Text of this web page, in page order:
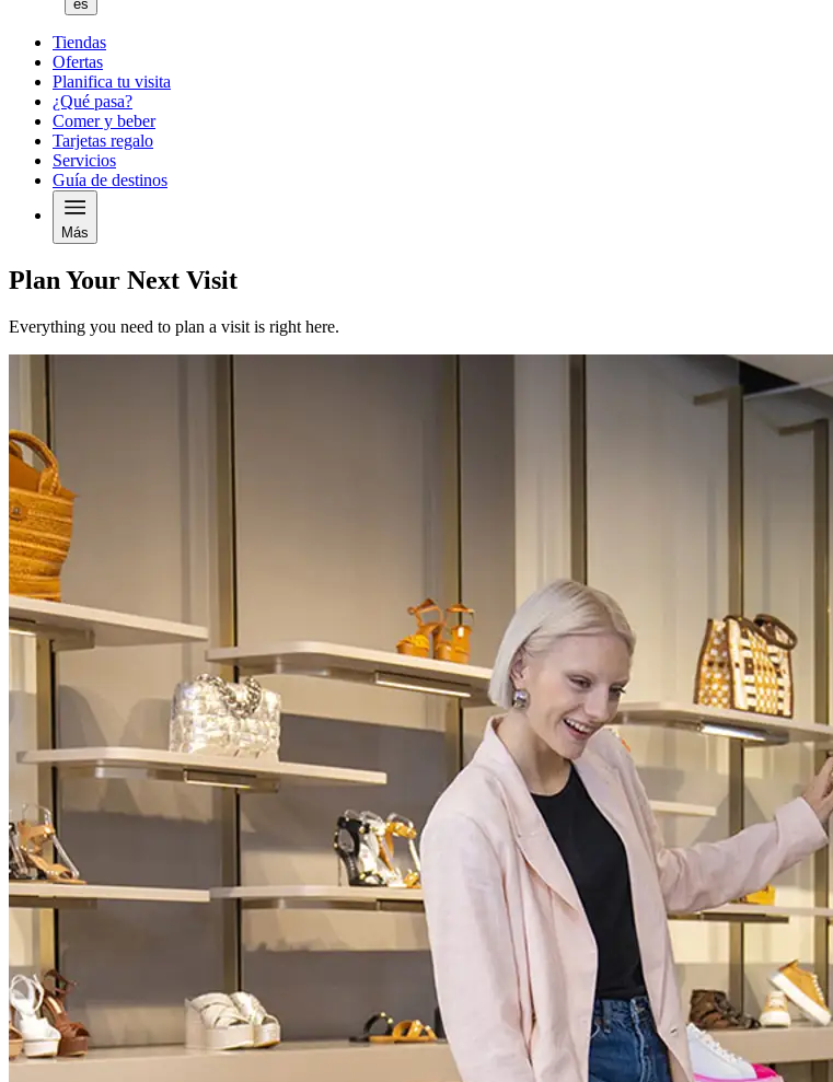
es
Tiendas
Ofertas
Planifica tu visita
¿Qué pasa?
Comer y beber
Tarjetas regalo
Servicios
Guía de destinos
Más
Plan Your Next Visit
Everything you need to plan a visit is right here.